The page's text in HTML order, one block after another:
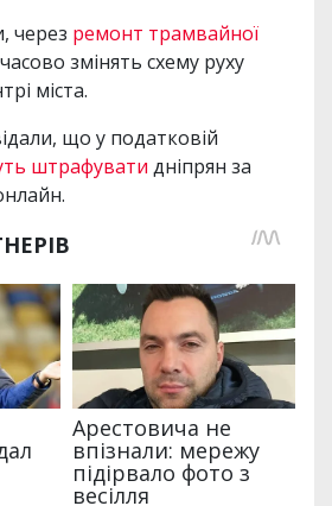
через ремонт трамвайної
змінять схему руху
міста.
що у податковій
штрафувати дніпрян за